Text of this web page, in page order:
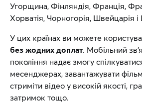
Угорщина, Фінляндія, Франція,
Хорватія, Чорногорія, Швейцарія
У цих країнах ви можете
без жодних доплат. Мобільний
покоління надає змогу
месенджерах, завантажувати
стриміти відео у високій якості,
затримок тощо.